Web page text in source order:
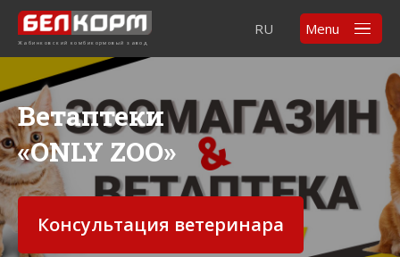
Жабинковский комбикормовый завод
RU Menu
Ветаптеки
«ONLY ZOO»
Консультация ветеринара